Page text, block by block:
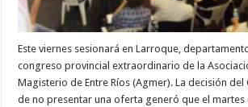
Este viernes sesionará en Larroque,
congreso provincial extraordinario de la
Magisterio de Entre Ríos (Agmer). La decisión del
de no presentar una oferta generó que el martes